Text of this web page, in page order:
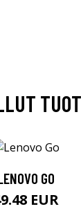
GO
EUR